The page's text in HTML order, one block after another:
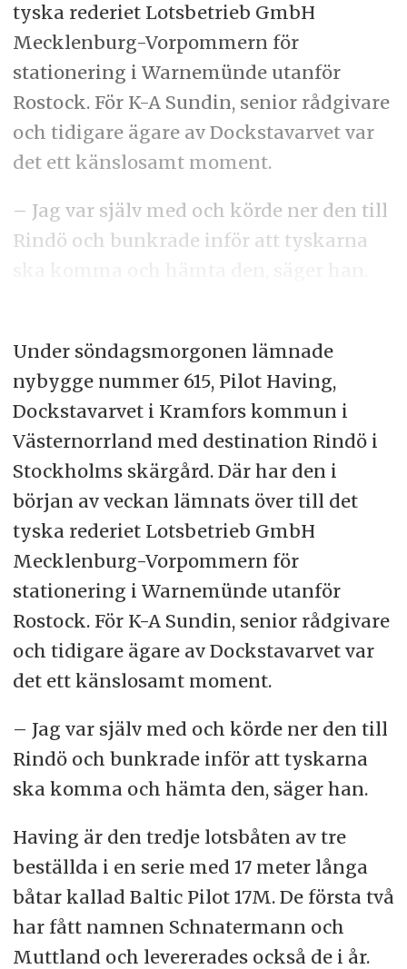
tyska rederiet Lotsbetrieb GmbH
Mecklenburg-Vorpommern för
stationering i Warnemünde utanför
Rostock. För K-A Sundin, senior rådgivare
och tidigare ägare av Dockstavarvet var
det ett känslosamt moment.
– Jag var själv med och körde ner den till
Rindö och bunkrade inför att tyskarna
Under söndagsmorgonen lämnade
nybygge nummer 615, Pilot Having,
Dockstavarvet i Kramfors kommun i
Västernorrland med destination Rindö i
Stockholms skärgård. Där har den i
början av veckan lämnats över till det
tyska rederiet Lotsbetrieb GmbH
Mecklenburg-Vorpommern för
stationering i Warnemünde utanför
Rostock. För K-A Sundin, senior rådgivare
och tidigare ägare av Dockstavarvet var
det ett känslosamt moment.
– Jag var själv med och körde ner den till
Rindö och bunkrade inför att tyskarna
ska komma och hämta den, säger han.
Having är den tredje lotsbåten av tre
beställda i en serie med 17 meter långa
båtar kallad Baltic Pilot 17M. De första två
har fått namnen Schnatermann och
Muttland och levererades också de i år.